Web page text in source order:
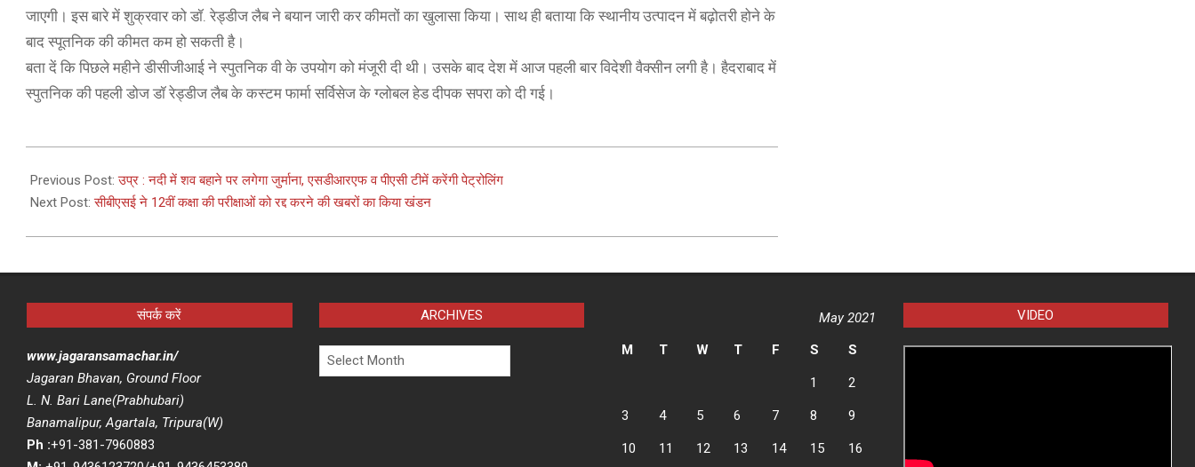
जाएगी। इस बारे में शुक्रवार को डॉ. रेड्डीज लैब ने बयान जारी कर कीमतों का खुलासा किया। साथ ही बताया कि स्थानीय उत्पादन में बढ़ोतरी होने के
बाद स्पूतनिक की कीमत कम हो सकती है।
बता दें कि पिछले महीने डीसीजीआई ने स्पुतनिक वी के उपयोग को मंजूरी दी थी। उसके बाद देश में आज पहली बार विदेशी वैक्सीन लगी है। हैदराबाद में
स्पुतनिक की पहली डोज डॉ रेड्डीज लैब के कस्टम फार्मा सर्विसेज के ग्लोबल हेड दीपक सपरा को दी गई।
05-
14
Previous Post:उप्र : नदी में शव बहाने पर लगेगा जुर्माना, एसडीआरएफ व पीएसी टीमें करेंगी पेट्रोलिंग
Next Post:सीबीएसई ने 12वीं कक्षा की परीक्षाओं को रद्द करने की खबरों का किया खंडन
संपर्क करें
www.jagaransamachar.in/
Jagaran Bhavan, Ground Floor
L. N. Bari Lane(Prabhubari)
Banamalipur, Agartala, Tripura(W)
Ph :+91-381-7960883
ARCHIVES
Archives
May 2021
M
T W T F S S
1 2
3 4 5 6 7 8 9
10 11 12 13 14 15 16
VIDEO